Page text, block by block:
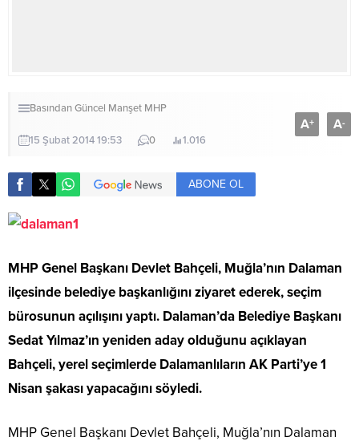
BasındanGüncel Manşet MHP
15 Şubat 2014 19:53 0 1.016
A+ A-
ABONE OL
MHP Genel Başkanı Devlet Bahçeli, Muğla’nın Dalaman
ilçesinde belediye başkanlığını ziyaret ederek, seçim
bürosunun açılışını yaptı. Dalaman’da Belediye Başkanı
Sedat Yılmaz’ın yeniden aday olduğunu açıklayan
Bahçeli, yerel seçimlerde Dalamanlıların AK Parti’ye 1
Nisan şakası yapacağını söyledi.
MHP Genel Başkanı Devlet Bahçeli, Muğla’nın Dalaman